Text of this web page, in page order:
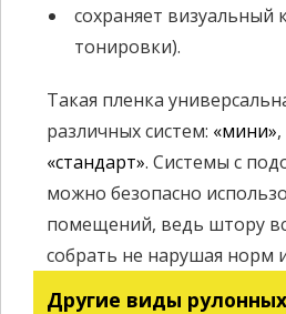
сохраняет визуальный
тонировки).
Такая пленка
различных систем: «мини»,
«стандарт». Системы с
можно безопасно
помещений, ведь штору
собрать не нарушая норм
Другие виды